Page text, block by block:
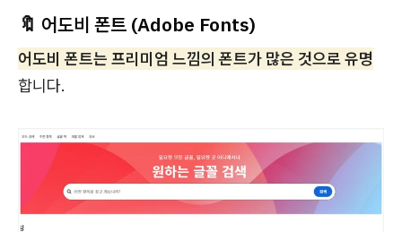
🔖 어도비 폰트 (Adobe Fonts)
어도비 폰트는 프리미엄 느낌의 폰트가 많은 것으로 유명
합니다.